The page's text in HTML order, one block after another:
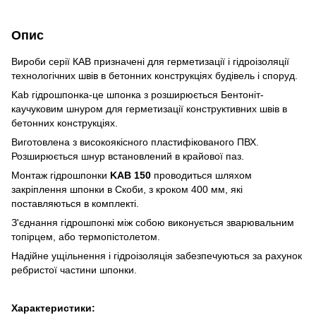
Опис
Вироби серії КАВ призначені для герметизації і гідроізоляції
технологічних швів в бетонних конструкціях будівель і споруд.
Kab гідрошпонка-це шпонка з розширюється Бентоніт-
каучуковим шнуром для герметизації конструктивних швів в
бетонних конструкціях.
Виготовлена з високоякісного пластифікованого ПВХ.
Розширюється шнур встановлений в крайової паз.
Монтаж гідрошпонки KAB 150 проводиться шляхом
закріплення шпонки в Скоби, з кроком 400 мм, які
поставляються в комплекті.
З'єднання гідрошпонкі між собою виконується зварювальним
топірцем, або термопістолетом.
Надійне ущільнення і гідроізоляція забезпечуються за рахунок
ребристої частини шпонки.
Характеристики: